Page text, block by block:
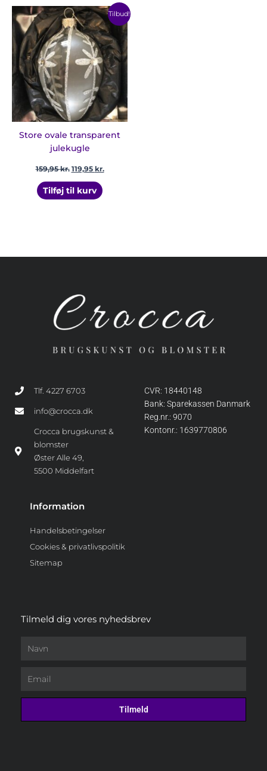
Tilbud!
Store ovale transparent
julekugle
159,95kr.
Den
oprindelige
pris
var:
159,95 kr..
119,95 kr.
Den
aktuelle
pris
er:
119,95 kr..
Tilføj til kurv
Tlf. 4227 6703
info@crocca.dk
Crocca brugskunst &
blomster
Øster Alle 49,
5500 Middelfart
CVR: 18440148
Bank: Sparekassen Danmark
Reg.nr.: 9070
Kontonr.: 1639770806
Information
Handelsbetingelser
Cookies & privatlivspolitik
Sitemap
Tilmeld dig vores nyhedsbrev
Tilmeld